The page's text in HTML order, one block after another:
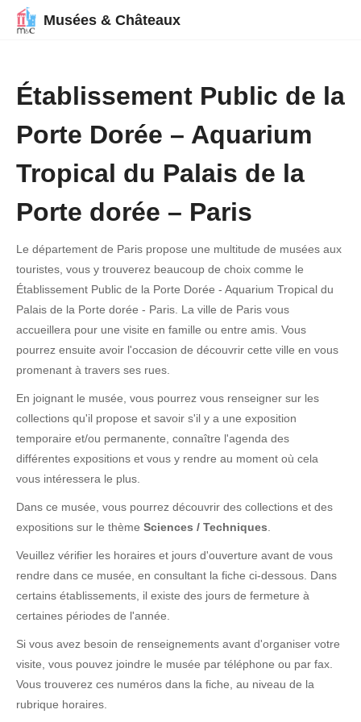
Musées & Châteaux
Établissement Public de la
Porte Dorée – Aquarium
Tropical du Palais de la
Porte dorée – Paris
Le département de Paris propose une multitude de musées aux
touristes, vous y trouverez beaucoup de choix comme le
Établissement Public de la Porte Dorée - Aquarium Tropical du
Palais de la Porte dorée - Paris. La ville de Paris vous
accueillera pour une visite en famille ou entre amis. Vous
pourrez ensuite avoir l'occasion de découvrir cette ville en vous
promenant à travers ses rues.
En joignant le musée, vous pourrez vous renseigner sur les
collections qu'il propose et savoir s'il y a une exposition
temporaire et/ou permanente, connaître l'agenda des
différentes expositions et vous y rendre au moment où cela
vous intéressera le plus.
Dans ce musée, vous pourrez découvrir des collections et des
expositions sur le thème Sciences / Techniques
Veuillez vérifier les horaires et jours d'ouverture avant de vous
rendre dans ce musée, en consultant la fiche ci-dessous. Dans
certains établissements, il existe des jours de fermeture à
certaines périodes de l'année.
Si vous avez besoin de renseignements avant d'organiser votre
visite, vous pouvez joindre le musée par téléphone ou par fax.
Vous trouverez ces numéros dans la fiche, au niveau de la
rubrique horaires.